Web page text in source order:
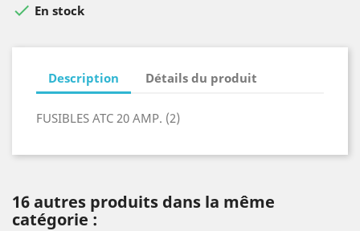
 En stock
Description Détails du produit
FUSIBLES ATC 20 AMP. (2)
16 autres produits dans la même
catégorie :